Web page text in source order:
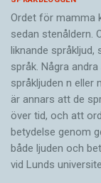
Ordet för mamma
sedan stenåldern.
liknande
språk. Några
språkljuden n eller
är annars att de
över tid, och att
betydelse genom
både ljuden och
vid Lunds